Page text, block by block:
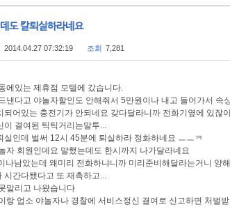
도 칼퇴실하라네요
2014.04.27 07:32:19 조회 7,281
에있는 제휴점 모텔에 갔습니다.
낸다고 야놀자할인도 안해줘서 5만원이나 내고 들어가서 속
되어있는 충전기가 안되네요 갖다달라니까 전화기옆에 있잖
이 결여된 틱틱거리는말투...
실인데 벌써 12시 45분에 퇴실하라 정화하네요 ㅡㅡㅋ
자 회원인데요 말했는데도 한시까지 나가달라네요
나남았는데 왜미리 전화하냐니까 미리준비해달라는거니 양
시간다됐다고 또 재촉하고...
말리고 나왔습니다
랑 업소 야놀자나 경찰에 서비스정신 결여로 신고하면 처벌